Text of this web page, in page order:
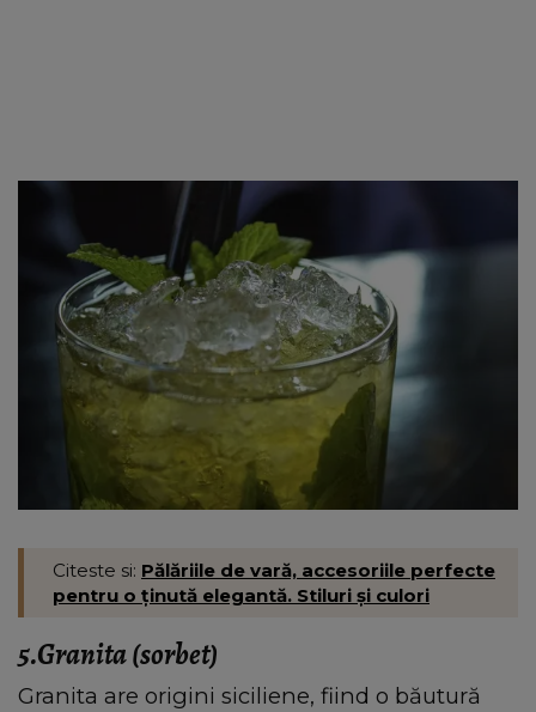
Citeste si: Pălăriile de vară, accesoriile perfecte
pentru o ținută elegantă. Stiluri și culori
5.Granita (sorbet)
Granita are origini siciliene, fiind o băutură